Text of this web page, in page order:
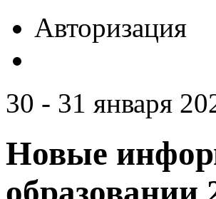
Авторизация
30 - 31 января
Новые